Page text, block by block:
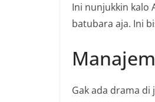
Ini nunjukkin kalo
batubara aja. Ini
Gak ada drama di